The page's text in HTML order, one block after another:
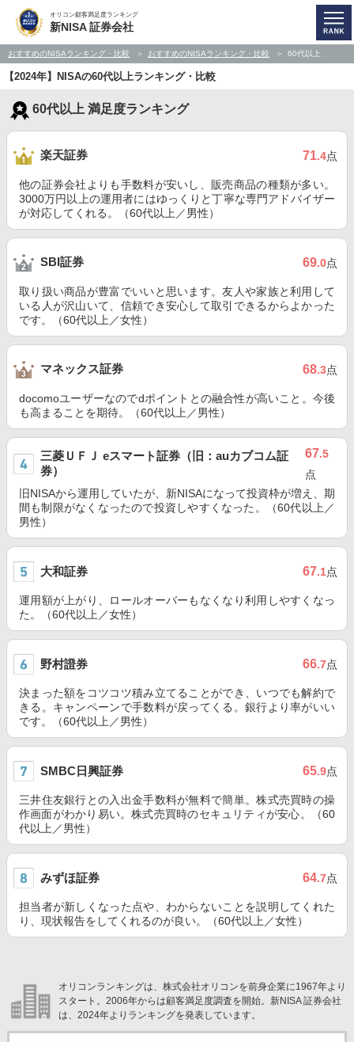
オリコン顧客満足度ランキング
新NISA 証券会社
おすすめのNISAランキング・比較 おすすめのNISAランキング・比較 60代以上
【2024年】NISAの60代以上ランキング・比較
60代以上 満足度ランキング
楽天証券 71.4点
他の証券会社よりも手数料が安いし、販売商品の種類が多い。
3000万円以上の運用者にはゆっくりと丁寧な専門アドバイザー
が対応してくれる。（60代以上／男性）
SBI証券 69.0点
取り扱い商品が豊富でいいと思います。友人や家族と利用して
いる人が沢山いて、信頼でき安心して取引できるからよかった
です。（60代以上／女性）
マネックス証券 68.3点
docomoユーザーなのでdポイントとの融合性が高いこと。今後
も高まることを期待。（60代以上／男性）
三菱ＵＦＪ eスマート証券（旧：auカブコム証
券）
67.5
点
旧NISAから運用していたが、新NISAになって投資枠が増え、期
間も制限がなくなったので投資しやすくなった。（60代以上／
男性）
大和証券 67.1点
運用額が上がり、ロールオーバーもなくなり利用しやすくなっ
た。（60代以上／女性）
野村證券 66.7点
決まった額をコツコツ積み立てることができ、いつでも解約で
きる。キャンペーンで手数料が戻ってくる。銀行より率がいい
です。（60代以上／男性）
SMBC日興証券 65.9点
三井住友銀行との入出金手数料が無料で簡単。株式売買時の操
作画面がわかり易い。株式売買時のセキュリティが安心。（60
代以上／男性）
みずほ証券 64.7点
担当者が新しくなった点や、わからないことを説明してくれた
り、現状報告をしてくれるのが良い。（60代以上／女性）
オリコンランキングは、株式会社オリコンを前身企業に1967年より
スタート。2006年からは顧客満足度調査を開始。新NISA 証券会社
は、2024年よりランキングを発表しています。